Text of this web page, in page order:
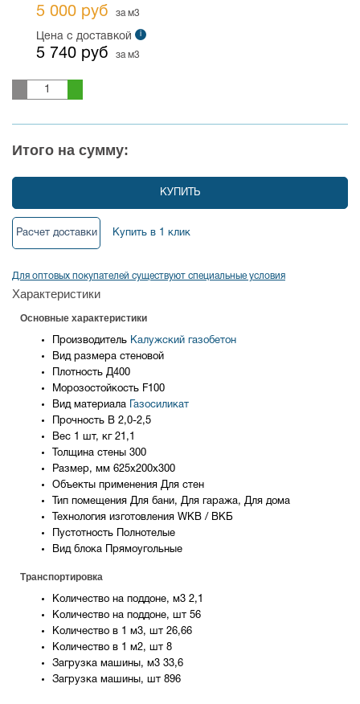
5 000 руб за м3
Цена с доставкой
5 740 руб за м3
Итого на сумму:
КУПИТЬ
Расчет доставки Купить в 1 клик
Для оптовых покупателей существуют специальные условия
Характеристики
Основные характеристики
Производитель Калужский газобетон
Вид размера стеновой
Плотность Д400
Морозостойкость F100
Вид материала
Газосиликат
Прочность B 2,0-2,5
Вес 1 шт, кг 21,1
Толщина стены 300
Размер, мм 625х200х300
Объекты применения Для стен
Тип помещения Для бани, Для гаража, Для дома
Технология изготовления WKB / ВКБ
Пустотность
Полнотелые
Вид блока
Прямоугольные
Транспортировка
Количество на поддоне, м3 2,1
Количество на поддоне, шт 56
Количество в 1 м3, шт 26,66
Количество в 1 м2, шт 8
Загрузка машины, м3 33,6
Загрузка машины, шт 896